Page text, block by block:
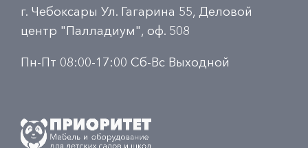
г. Чебоксары Ул. Гагарина 55, Деловой
центр "Палладиум", оф. 508
Пн-Пт 08:00-17:00 Сб-Вс Выходной